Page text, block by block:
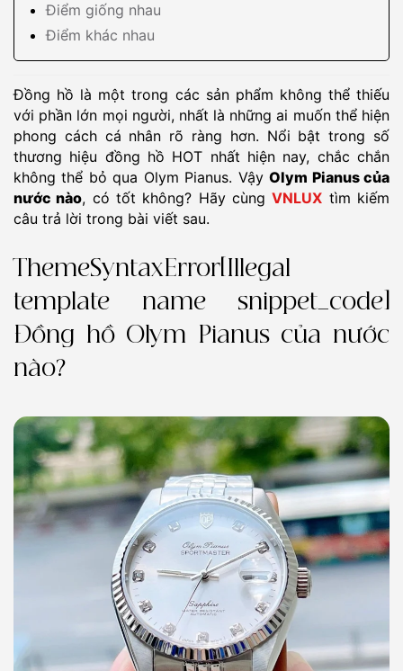
Điểm giống nhau
Điểm khác nhau
Đồng hồ là một trong các sản phẩm không thể thiếu
với phần lớn mọi người, nhất là những ai muốn thể hiện
phong cách cá nhân rõ ràng hơn. Nổi bật trong số
thương hiệu đồng hồ HOT nhất hiện nay, chắc chắn
không thể bỏ qua Olym Pianus. VậyOlym Pianus của
nước nào, có tốt không? Hãy cùngVNLUX tìm kiếm
câu trả lời trong bài viết sau.
ThemeSyntaxError[Illegal
template name snippet_code]
Đồng hồ Olym Pianus của nước
nào?